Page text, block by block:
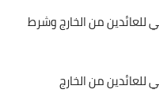
للعائدين من الخارج وشرط
من الخارج